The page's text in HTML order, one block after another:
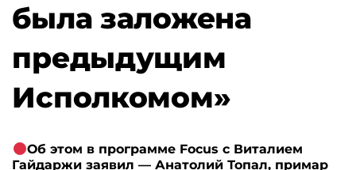
была заложена
предыдущим
Исполкомом»
Об этом в программе Focus с Виталием
Гайдаржи заявил — Анатолий Топал, примар